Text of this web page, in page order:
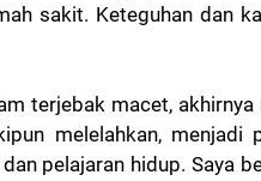
sakit. Keteguhan dan
terjebak macet,
melelahkan, menjadi
pelajaran hidup. Saya